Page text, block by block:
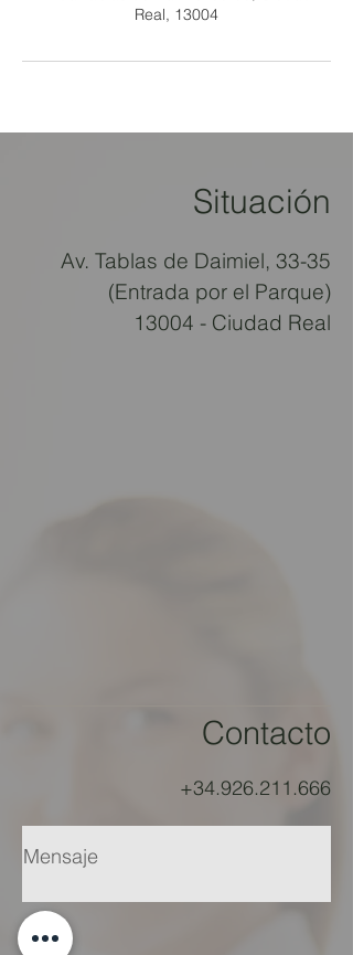
Real, 13004
Situación
Av. Tablas de Daimiel, 33-35
(Entrada por el Parque)
13004 - Ciudad Real
Contacto
+34.926.211.666